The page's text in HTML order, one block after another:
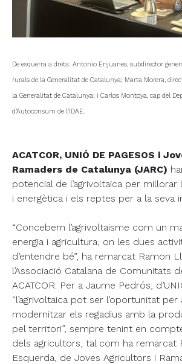
De esquerra a dreta: Antonio Enjuanes, subdirector
rurals de la Generalitat de Catalunya; Marta Morera,
la Generalitat de Catalunya; i Carlos Montoya, cap del
d’Autoconsum de l’IDAE.
ACATCOR, UNIÓ DE PAGESOS i
Ramaders de Catalunya (JARC)
potencial de l’agrivoltaica per millorar
i energètica i els reptes per a la seva
“Concebem l’agrivoltaisme com un
energia i agricultura, on les dues
d’entendre bé”, ha remarcat Ramon
l’Associació Catalana de Comunitats
ACATCOR. Per a Jaume Pedrós,
“l’agrivoltaica pot ser l’oportunitat per
modernitzar els regadius amb la
pel territori”, sempre tenint en
dels agricultors, tal com ha remarcat
Esquerda, de Joves Agricultors i